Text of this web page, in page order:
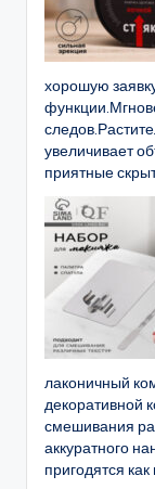
хорошую
увеличивает
приятные
лаконичный
декоративной
смешивания
аккуратного
пригодятся